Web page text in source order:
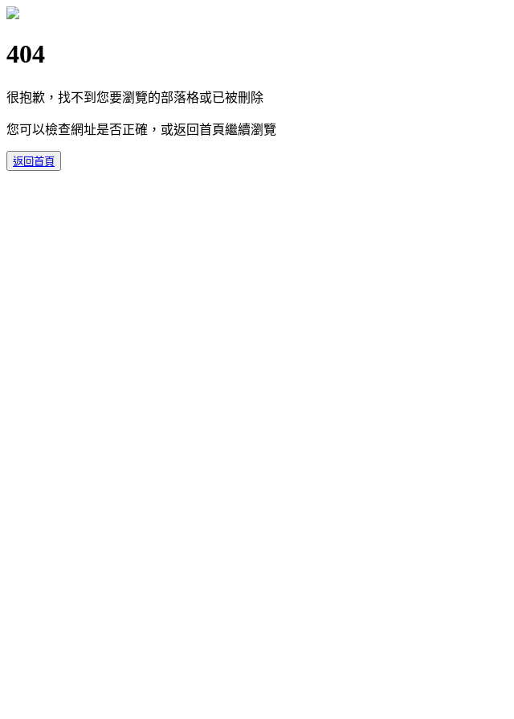
404
很抱歉，找不到您要瀏覽的部落格或已被刪除
您可以檢查網址是否正確，或返回首頁繼續瀏覽
返回首頁